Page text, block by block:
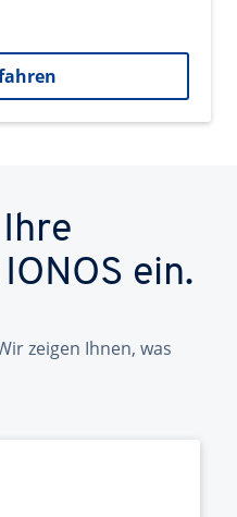
ein.
zeigen Ihnen, was